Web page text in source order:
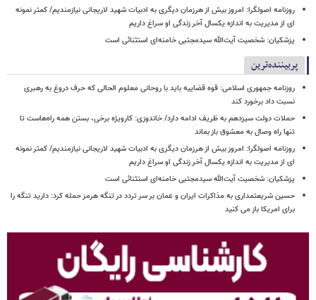
روزنامه اصولگرا: امروز بیش از هرزمان دیگری به ادبیات شهید لاریجانی نیازمندیم/ کمتر نمونه
ای از مدیریت به اندازه یکسال آخر زندگی او سراغ داریم
پزشکیان: شخصیت آیت‌الله سیدمجتبی خامنه‌ای استثنائی است
پربیننده‌ترین
روزنامه جمهوری اسلامی: قوه قضاییه باید با روحانی معلوم الحالی که حرف دروغ به رهبری
نسبت داد برخورد کند
حملات دولت سیزدهم به ظریف ادامه دارد/ خاندوزی: کارویژه برخی، بستن همه راه‌هاست تا
تنها راه وصال به معشوق باز بماند
روزنامه اصولگرا: امروز بیش از هرزمان دیگری به ادبیات شهید لاریجانی نیازمندیم/ کمتر نمونه
ای از مدیریت به اندازه یکسال آخر زندگی او سراغ داریم
پزشکیان: شخصیت آیت‌الله سیدمجتبی خامنه‌ای استثنائی است
حسین شریعتمداری به مذاکرات ایران و عمان بر سر تردد در تنگه هرمز حمله کرد: دارید تنگه را
برای امریکا باز می کنید